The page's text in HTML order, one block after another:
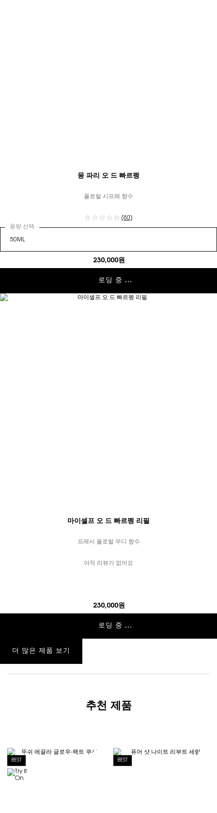
몽 파리 오 드 빠르펭
플로럴 시프레 향수
(80)
용량 선택
230,000원
로딩 중 ...
마이셀프 오 드 빠르펭 리필
프레시 플로럴 우디 향수
아직 리뷰가 없어요
230,000원
로딩 중 ...
더 많은 제품 보기
추천 제품
BEST BEST